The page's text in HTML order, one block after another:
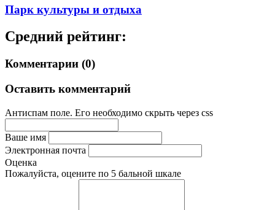
Парк культуры и отдыха
Средний рейтинг:
Комментарии (0)
Оставить комментарий
Антиспам поле. Его необходимо скрыть через css
Ваше имя
Электронная почта
Оценка
Пожалуйста, оцените по 5 бальной шкале